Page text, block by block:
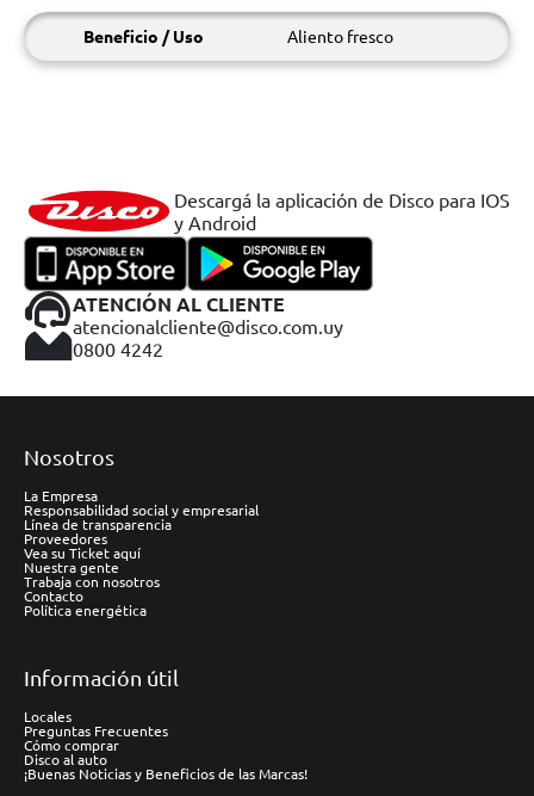
Beneficio / Uso Aliento fresco
Descargá la aplicación de Disco para IOS
y Android
ATENCIÓN AL CLIENTE
atencionalcliente@disco.com.uy
0800 4242
Nosotros
La Empresa
Responsabilidad social y empresarial
Línea de transparencia
Proveedores
Vea su Ticket aquí
Nuestra gente
Trabaja con nosotros
Contacto
Política energética
Información útil
Locales
Preguntas Frecuentes
Cómo comprar
Disco al auto
¡Buenas Noticias y Beneficios de las Marcas!